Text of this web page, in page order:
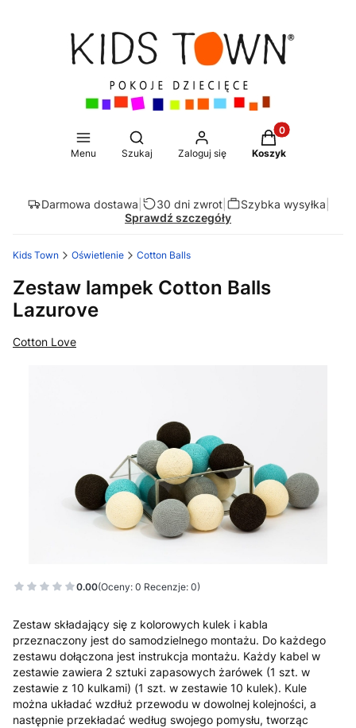
Menu
Otwórz wyszukiwarkę
Szukaj Zaloguj się
Produkty w
Koszyk
Darmowa dostawa 30 dni zwrot| Szybka wysyłka
Sprawdź szczegóły
Kids Town Oświetlenie Cotton Balls
Zestaw lampek Cotton Balls
Lazurove
Cotton Love
0.00(Oceny: 0 Recenzje: 0)
Zestaw składający się z kolorowych kulek i kabla
przeznaczony jest do samodzielnego montażu. Do każdego
zestawu dołączona jest instrukcja montażu. Każdy kabel w
zestawie zawiera 2 sztuki zapasowych żarówek (1 szt. w
zestawie z 10 kulkami) (1 szt. w zestawie 10 kulek). Kule
można układać wzdłuż przewodu w dowolnej kolejności, a
następnie przekładać według swojego pomysłu, tworząc